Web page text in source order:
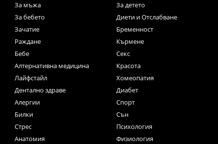
За мъжа
За детето
За бебето
Диети и Отслабване
Зачатие
Бременност
Раждане
Кърмене
Бебе
Секс
Алтернативна медицина
Красота
Лайфстайл
Хомеопатия
Дентално здраве
Диабет
Алергии
Спорт
Билки
Сън
Стрес
Психология
Анатомия
Физиология